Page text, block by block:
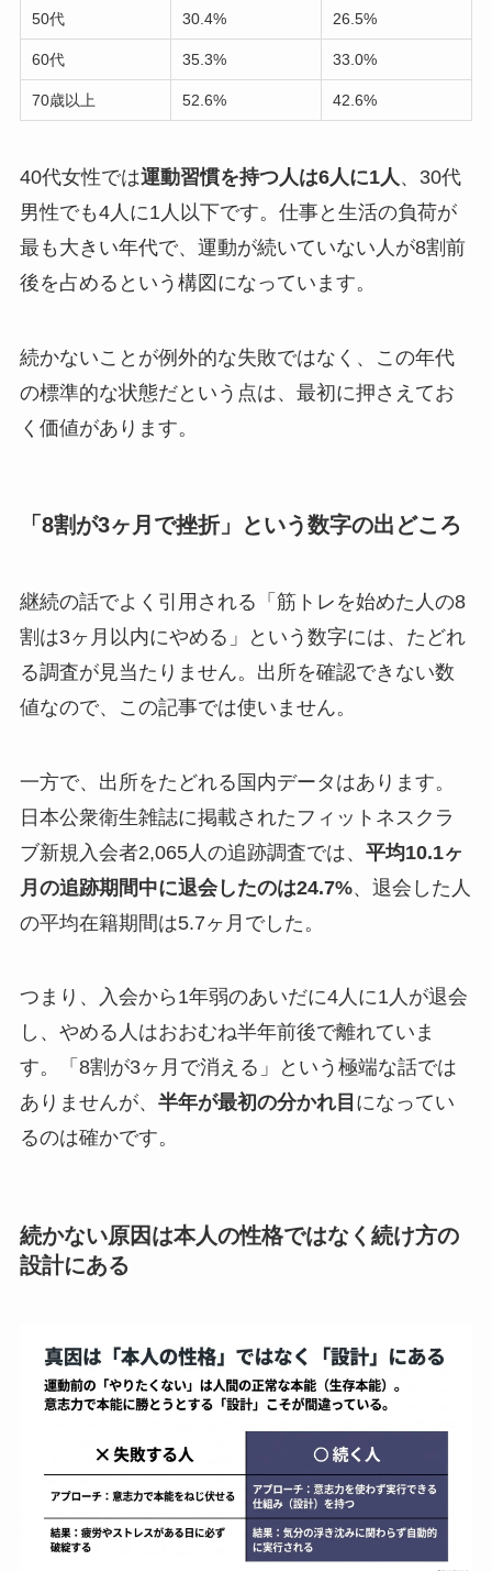
50代 30.4% 26.5%
60代 35.3% 33.0%
70歳以上 52.6% 42.6%
40代女性では運動習慣を持つ人は6人に1人、30代
男性でも4人に1人以下です。仕事と生活の負荷が
最も大きい年代で、運動が続いていない人が8割前
後を占めるという構図になっています。
続かないことが例外的な失敗ではなく、この年代
の標準的な状態だという点は、最初に押さえてお
く価値があります。
「8割が3ヶ月で挫折」という数字の出どころ
継続の話でよく引用される「筋トレを始めた人の8
割は3ヶ月以内にやめる」という数字には、たどれ
る調査が見当たりません。出所を確認できない数
値なので、この記事では使いません。
一方で、出所をたどれる国内データはあります。
日本公衆衛生雑誌に掲載されたフィットネスクラ
ブ新規入会者2,065人の追跡調査では、 平均10.1ヶ
月の追跡期間中に退会したのは24.7%、退会した人
の平均在籍期間は5.7ヶ月でした。
つまり、入会から1年弱のあいだに4人に1人が退会
し、やめる人はおおむね半年前後で離れていま
す。「8割が3ヶ月で消える」という極端な話では
ありませんが、 半年が最初の分かれ目 になってい
るのは確かです。
続かない原因は本人の性格ではなく続け方の
設計にある